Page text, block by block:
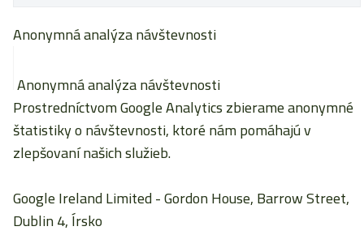
Anonymná analýza návštevnosti
Anonymná analýza návštevnosti
Prostredníctvom Google Analytics zbierame anonymné
štatistiky o návštevnosti, ktoré nám pomáhajú v
zlepšovaní našich služieb.
Google Ireland Limited- Gordon House, Barrow Street,
Dublin 4, Írsko